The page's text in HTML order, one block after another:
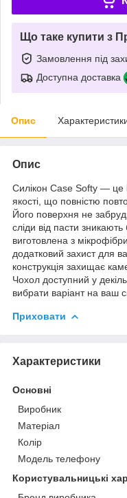
Що таке купити з
Замовлення під
Доступна доставка
Опис
Опис
Силікон Case Softy — це
якості, що повністю
Його поверхня не
сліди від пасти
виготовлена з
додатковий захист для
конструкція захищає
Чохол доступний у
вибрати варіант на ваш
Приховати
Характеристики
Основні
Виробник
Матеріал
Колір
Модель телефону
Користувальницькі